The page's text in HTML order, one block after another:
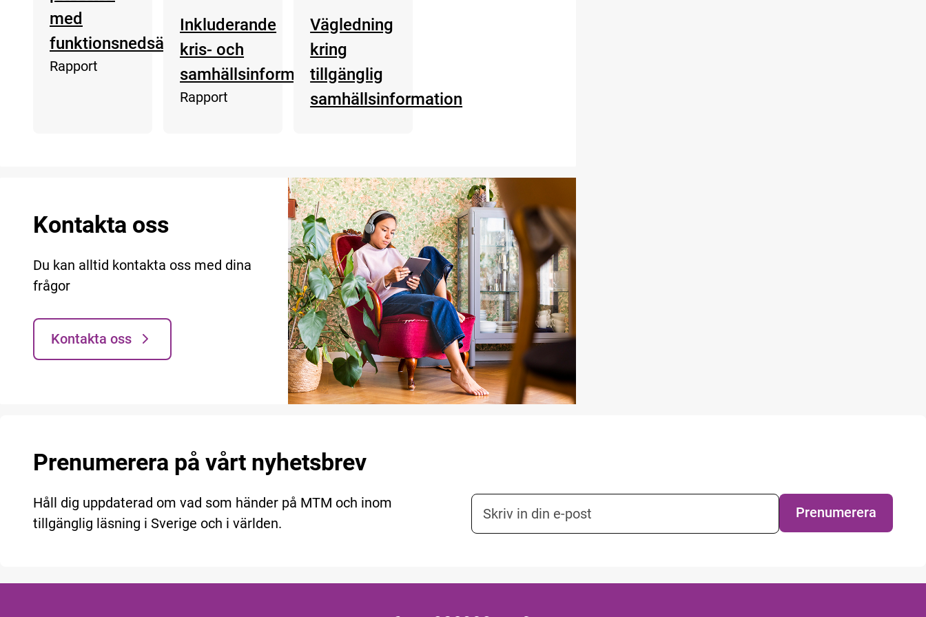
med
funktionsnedsättning?
Rapport
Inkluderande
kris- och
samhällsinformation
Rapport
Vägledning
kring
tillgänglig
samhällsinformation
Kontakta oss
Du kan alltid kontakta oss med dina
frågor
Kontakta oss
Prenumerera på vårt nyhetsbrev
Håll dig uppdaterad om vad som händer på MTM och inom
tillgänglig läsning i Sverige och i världen.
E-postadress nyhetsbrevsprenumeration
Prenumerera